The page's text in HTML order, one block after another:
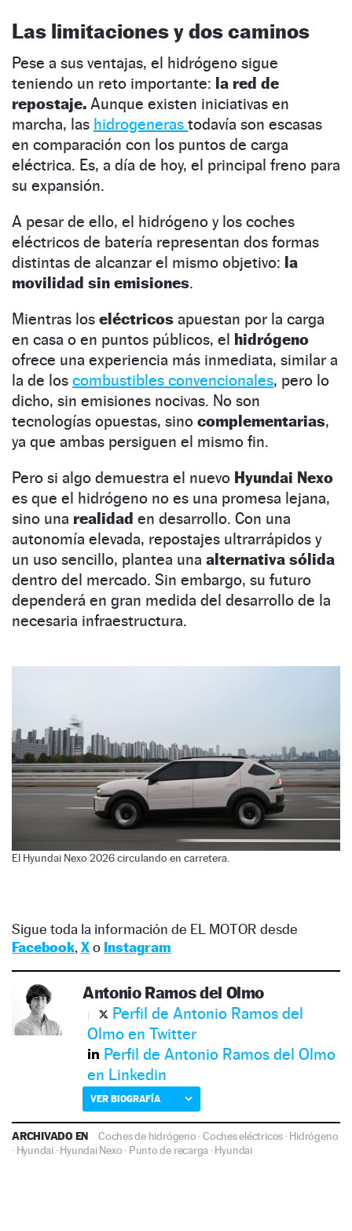
Las limitacionesy dos caminos
Pese a sus ventajas, el hidrógeno sigue
teniendo un reto importante: la red de
repostaje. Aunque existen iniciativas en
marcha, las hidrogeneras todavía son escasas
en comparación con los puntos de carga
eléctrica. Es, a día de hoy, el principal freno para
su expansión.
A pesar de ello, el hidrógeno y los coches
eléctricos de batería representan dos formas
distintas de alcanzar el mismo objetivo: la
movilidad sin emisiones.
Mientras los eléctricos apuestan por la carga
en casa o en puntos públicos, el hidrógeno
ofrece una experiencia más inmediata, similar a
la de los combustibles convencionales, pero lo
dicho, sin emisiones nocivas. No son
tecnologías opuestas, sino complementarias,
ya que ambas persiguen el mismo fin.
Pero si algo demuestra el nuevo Hyundai Nexo
es que el hidrógeno no es una promesa lejana,
sino una realidad en desarrollo. Con una
autonomía elevada, repostajes ultrarrápidos y
un uso sencillo, plantea una alternativa sólida
dentro del mercado. Sin embargo, su futuro
dependerá en gran medida del desarrollo de la
necesaria infraestructura.
El Hyundai Nexo 2026 circulando en carretera.
Sigue toda la información de EL MOTOR desde
Facebook, Xo Instagram
Antonio Ramos del Olmo
Perfil de Antonio Ramos del
Olmo en Twitter
Perfil de Antonio Ramos del Olmo
en Linkedin
VER BIOGRAFÍA
ARCHIVADO EN Coches de hidrógeno ·Coches eléctricos ·Hidrógeno
· Hyundai·Hyundai Nexo · Punto de recarga ·Hyundai